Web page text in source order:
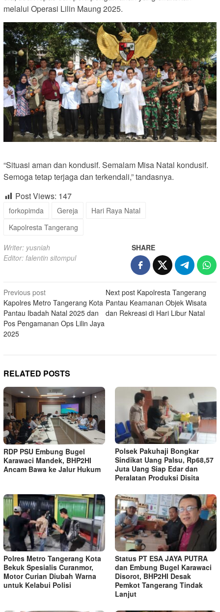
melalui Operasi Lilin Maung 2025.
“Situasi aman dan kondusif. Semalam Misa Natal kondusif.
Semoga tetap terjaga dan terkendali,” tandasnya.
Post Views: 147
forkopimda Gereja
Hari Raya Natal
Kapolresta Tangerang
Writer: yusniah
Editor: falentin sitompul
SHARE
Post
navigation
Previous post
Kapolres Metro Tangerang Kota
Pantau Ibadah Natal 2025 dan
Pos Pengamanan Ops Lilin Jaya
2025
Next post Kapolresta Tangerang
Pantau Keamanan Objek Wisata
dan Rekreasi di Hari Libur Natal
RELATED POSTS
RDP PSU Embung Bugel
Karawaci Mandek, BHP2HI
Ancam Bawa ke Jalur Hukum
Polsek Pakuhaji Bongkar
Sindikat Uang Palsu, Rp68,57
Juta Uang Siap Edar dan
Peralatan Produksi Disita
Polres Metro Tangerang Kota
Bekuk Spesialis Curanmor,
Motor Curian Diubah Warna
untuk Kelabui Polisi
Status PT ESA JAYA PUTRA
dan Embung Bugel Karawaci
Disorot, BHP2HI Desak
Pemkot Tangerang Tindak
Lanjut